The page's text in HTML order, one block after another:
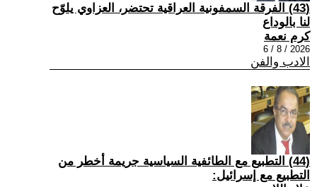
(43) الفرقة السمفونية العراقية تحتضر، العزاوي يلوّح
لنا بالوداع
كرم نعمة
2026 / 8 / 6
الادب والفن
(44) التطبيع مع الطائفية السياسية جريمة أخطر من
التطبيع مع إسرائيل: